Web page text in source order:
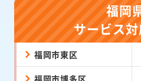
福岡
サービス
福岡市東区
福岡市博多区